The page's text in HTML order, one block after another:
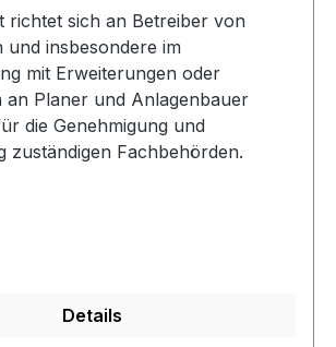
richtet sich an Betreiber von
und insbesondere im
mit Erweiterungen oder
an Planer und Anlagenbauer
die Genehmigung und
zuständigen Fachbehörden.
Details